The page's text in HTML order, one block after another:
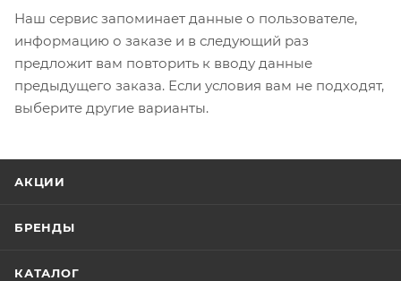
Наш сервис запоминает данные о пользователе,
информацию о заказе и в следующий раз
предложит вам повторить к вводу данные
предыдущего заказа. Если условия вам не подходят,
выберите другие варианты.
АКЦИИ
БРЕНДЫ
КАТАЛОГ